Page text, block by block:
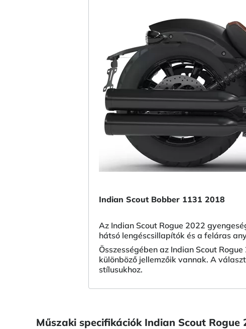
Indian Scout Bobber 1131 2018
Az Indian Scout Rogue 2022
hátsó lengéscsillapítók és a feláras
Összességében az Indian Scout
különböző jellemzőik vannak. A
stílusukhoz.
Műszaki specifikációk Indian Scout